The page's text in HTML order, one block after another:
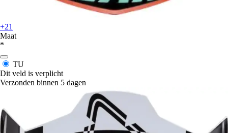
+21
Maat
*
TU
Dit veld is verplicht
Verzonden binnen 5 dagen